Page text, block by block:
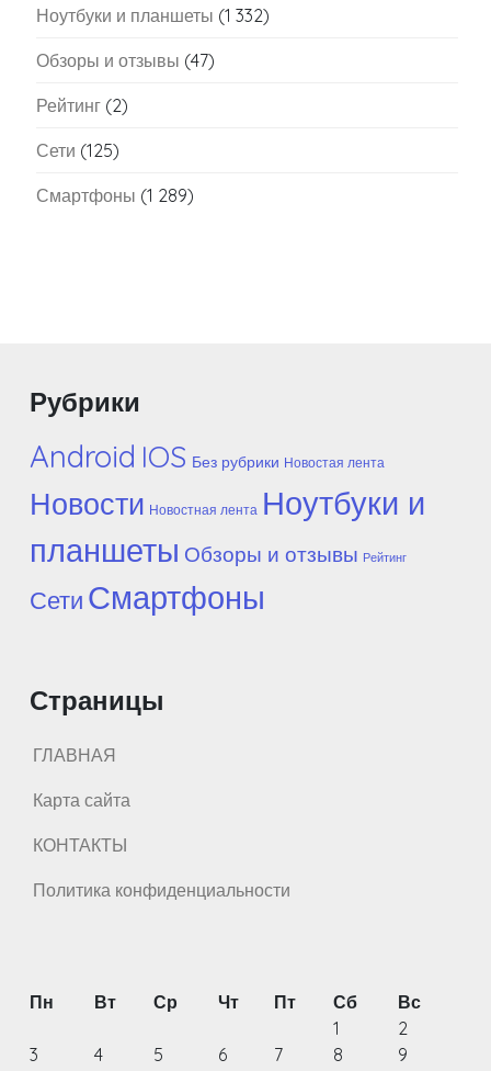
Ноутбуки и планшеты (1 332)
Обзоры и отзывы (47)
Рейтинг (2)
Сети (125)
Смартфоны (1 289)
Рубрики
Android IOS Без рубрики Новостая лента
Новости Новостная лента Ноутбуки и
планшеты Обзоры и отзывы Рейтинг
Сети Смартфоны
Страницы
ГЛАВНАЯ
Карта сайта
КОНТАКТЫ
Политика конфиденциальности
Пн Вт Ср Чт Пт Сб
Вс
1
2
3
4 5 6 7 8
9